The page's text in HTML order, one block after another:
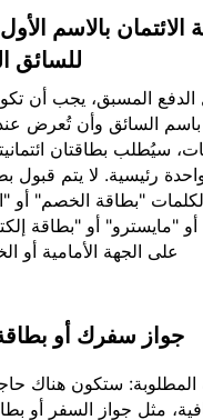
الائتمان بالاسم الأول
للسائق
المسبق، يجب أن
السائق وأن تُعرض عند
سيُطلب بطاقتان
رئيسية. لا يتم قبول
"بطاقة الخصم" أو
"مايسترو" أو "بطاقة
على الجهة الأمامية أو
جواز سفرك أو
المطلوبة: ستكون هناك
مثل جواز السفر أو